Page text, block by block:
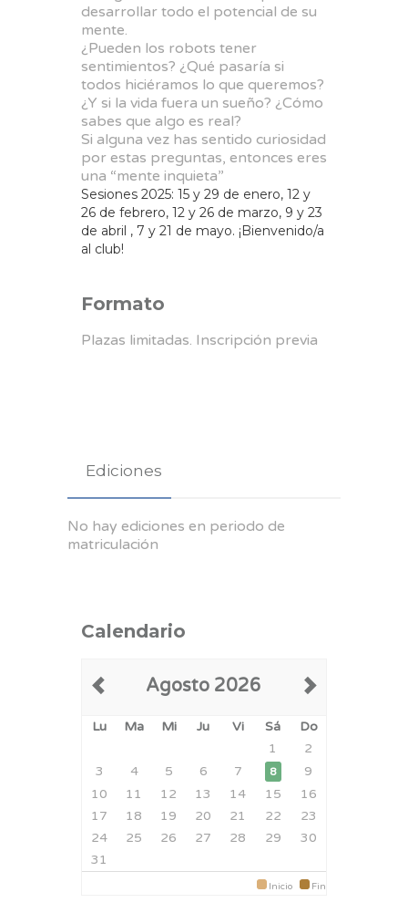
desarrollar todo el potencial de su
mente.
¿Pueden los robots tener
sentimientos? ¿Qué pasaría si
todos hiciéramos lo que queremos?
¿Y si la vida fuera un sueño? ¿Cómo
sabes que algo es real?
Si alguna vez has sentido curiosidad
por estas preguntas, entonces eres
una “mente inquieta”
Sesiones 2025: 15 y 29 de enero, 12 y
26 de febrero, 12 y 26 de marzo, 9 y 23
de abril , 7 y 21 de mayo. ¡Bienvenido/a
al club!
Formato
Plazas limitadas. Inscripción previa
Ediciones
No hay ediciones en periodo de
matriculación
Calendario
Agosto 2026
Lu Ma Mi Ju Vi Sá
Do
1
2
3
4 5 6 7 8
9
10
11 12 13 14 15
16
17
18 19 20 21 22
23
24
25 26 27 28 29
30
31
Inicio Fin